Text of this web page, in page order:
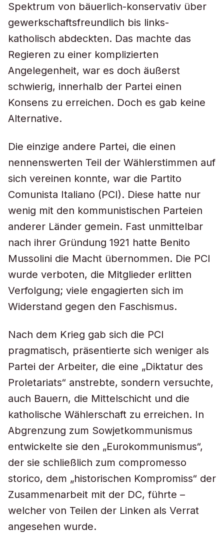
Spektrum von bäuerlich-konservativ über
gewerkschaftsfreundlich bis links-
katholisch abdeckten. Das machte das
Regieren zu einer komplizierten
Angelegenheit, war es doch äußerst
schwierig, innerhalb der Partei einen
Konsens zu erreichen. Doch es gab keine
Alternative.
Die einzige andere Partei, die einen
nennenswerten Teil der Wählerstimmen auf
sich vereinen konnte, war die Partito
Comunista Italiano (PCI). Diese hatte nur
wenig mit den kommunistischen Parteien
anderer Länder gemein. Fast unmittelbar
nach ihrer Gründung 1921 hatte Benito
Mussolini die Macht übernommen. Die PCI
wurde verboten, die Mitglieder erlitten
Verfolgung; viele engagierten sich im
Widerstand gegen den Faschismus.
Nach dem Krieg gab sich die PCI
pragmatisch, präsentierte sich weniger als
Partei der Arbeiter, die eine „Diktatur des
Proletariats“ anstrebte, sondern versuchte,
auch Bauern, die Mittelschicht und die
katholische Wählerschaft zu erreichen. In
Abgrenzung zum Sowjetkommunismus
entwickelte sie den „Eurokommunismus“,
der sie schließlich zum compromesso
storico, dem „historischen Kompromiss“ der
Zusammenarbeit mit der DC, führte –
welcher von Teilen der Linken als Verrat
angesehen wurde.